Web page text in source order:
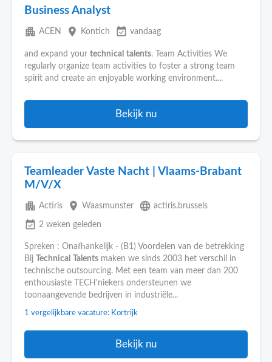
Business Analyst
apartment ACEN place Kontich event_available vandaag
and expand your technical talents. Team Activities We
regularly organize team activities to foster a strong team
spirit and create an enjoyable working environment....
Bekijk nu
Teamleader Vaste Nacht | Vlaams-Brabant
M/V/X
apartment Actiris place Waasmunster language actiris.brussels
event_available 2 weken geleden
Spreken : Onafhankelijk - (B1) Voordelen van de betrekking
Bij
Technical Talents maken we sinds 2003 het verschil in
technische outsourcing. Met een team van meer dan 200
enthousiaste TECH'niekers ondersteunen we
toonaangevende bedrijven in industriële...
1 vergelijkbare vacature: Kortrijk
Bekijk nu